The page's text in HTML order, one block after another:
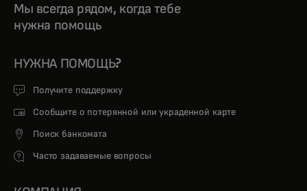
Мы всегда рядом, когда тебе
нужна помощь
НУЖНА ПОМОЩЬ?
Получите поддержку
Сообщите о потерянной или украденной карте
Поиск банкомата
Часто задаваемые вопросы